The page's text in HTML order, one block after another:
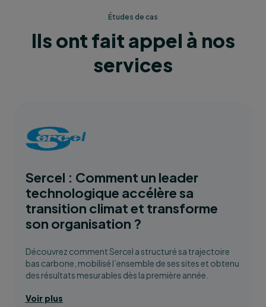
Études de cas
Ils ont fait appel à nos
services
Sercel : Comment un leader
technologique accélère sa
transition climat et transforme
son organisation ?
Découvrez comment Sercel a structuré sa trajectoire
bas carbone, mobilisé l’ensemble de ses sites et obtenu
des résultats mesurables dès la première année.
Voir plus